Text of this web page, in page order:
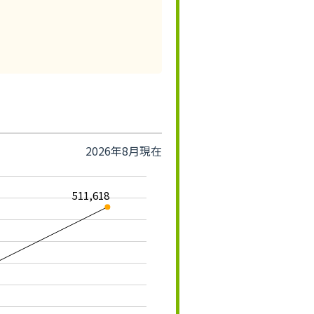
2026年8月現在
511,618